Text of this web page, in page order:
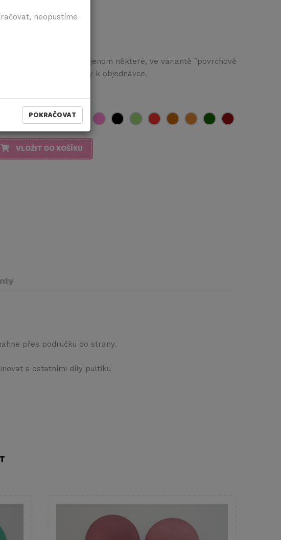
vč. DPH
všechny díly židle, nebo jenom některé, ve variantě "povrchově
toto do poznámky k objednávce.
VLOŽIT DO KOŠÍKU
přes područku do strany.
s ostatními díly pultíku
neopustíme
POKRAČOVAT